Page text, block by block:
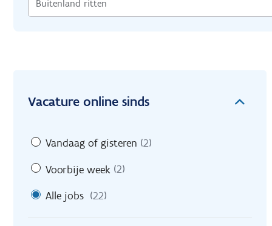
Vacature online sinds
Vandaag of gisteren (2)
Voorbije week (2)
Alle jobs (22)